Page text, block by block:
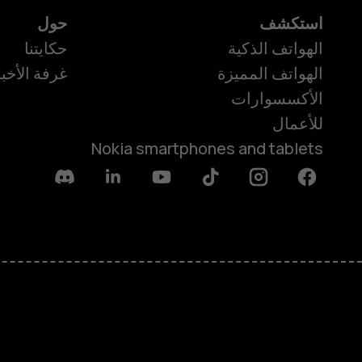
استكشف
الهواتف الذكية
الهواتف المميزة
الأكسسوارات
للأعمال
Nokia smartphones and tablets
حول
حكايتنا
غرفة
Facebook
Instagram
Tiktok
Youtube
Linkedin
Discord